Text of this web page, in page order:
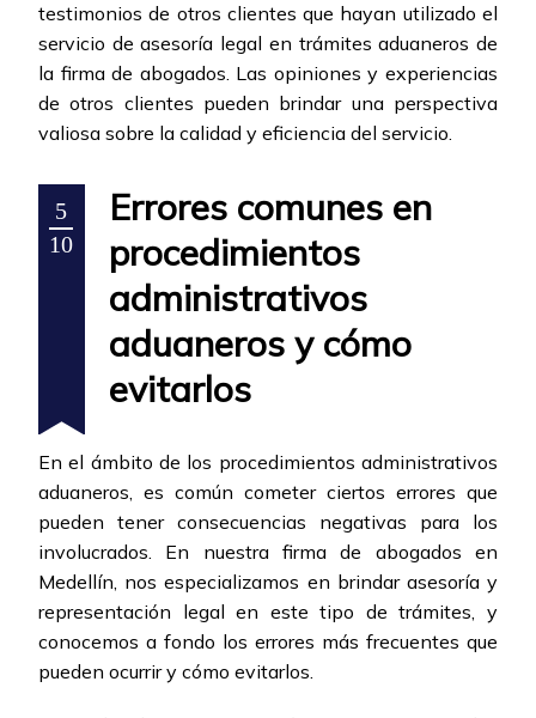
testimonios de otros clientes que hayan utilizado el
servicio de asesoría legal en trámites aduaneros de
la firma de abogados. Las opiniones y experiencias
de otros clientes pueden brindar una perspectiva
valiosa sobre la calidad y eficiencia del servicio.
5
10
Errores comunes en
procedimientos
administrativos
aduaneros y cómo
evitarlos
En el ámbito de los procedimientos administrativos
aduaneros, es común cometer ciertos errores que
pueden tener consecuencias negativas para los
involucrados. En nuestra firma de abogados en
Medellín, nos especializamos en brindar asesoría y
representación legal en este tipo de trámites, y
conocemos a fondo los errores más frecuentes que
pueden ocurrir y cómo evitarlos.